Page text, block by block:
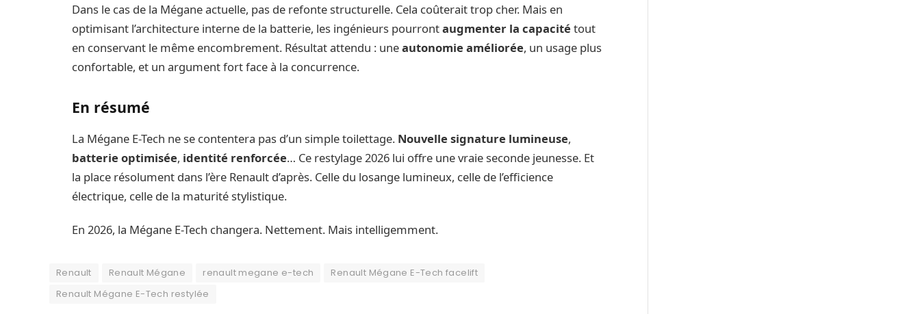
Dans le cas de la Mégane actuelle, pas de refonte structurelle. Cela coûterait trop cher. Mais en
optimisant l’architecture interne de la batterie, les ingénieurs pourrontaugmenter la capacité tout
en conservant le même encombrement. Résultat attendu : uneautonomie améliorée, un usage plus
confortable, et un argument fort face à la concurrence.
En résumé
La Mégane E-Tech ne se contentera pas d’un simple toilettage. Nouvelle signature lumineuse,
batterie optimisée, identité renforcée… Ce restylage 2026 lui offre une vraie seconde jeunesse. Et
la place résolument dans l’ère Renault d’après. Celle du losange lumineux, celle de l’efficience
électrique, celle de la maturité stylistique.
En 2026, la Mégane E-Tech changera. Nettement. Mais intelligemment.
Renault Renault Mégane renault megane e-tech
Renault Mégane E-Tech facelift
Renault Mégane E-Tech restylée